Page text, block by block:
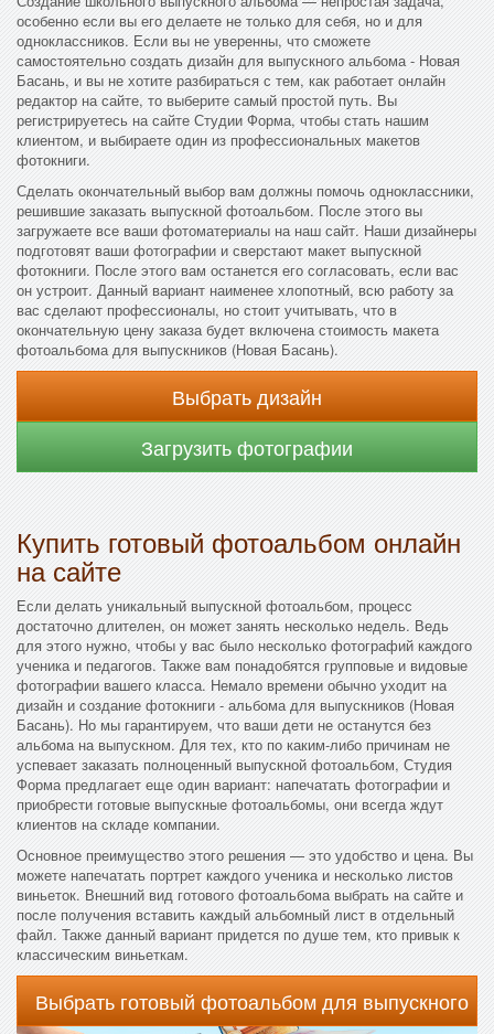
особенно если вы его делаете не только для себя, но и для
одноклассников. Если вы не уверенны, что сможете
самостоятельно создать дизайн для выпускного альбома - Новая
Басань, и вы не хотите разбираться с тем, как работает онлайн
редактор на сайте, то выберите самый простой путь. Вы
регистрируетесь на сайте Студии Форма, чтобы стать нашим
клиентом, и выбираете один из профессиональных макетов
фотокниги.
Сделать окончательный выбор вам должны помочь одноклассники,
решившие заказать выпускной фотоальбом. После этого вы
загружаете все ваши фотоматериалы на наш сайт. Наши дизайнеры
подготовят ваши фотографии и сверстают макет выпускной
фотокниги. После этого вам останется его согласовать, если вас
он устроит. Данный вариант наименее хлопотный, всю работу за
вас сделают профессионалы, но стоит учитывать, что в
окончательную цену заказа будет включена стоимость макета
фотоальбома для выпускников (Новая Басань).
Выбрать дизайн
Загрузить фотографии
Купить готовый фотоальбом онлайн
на сайте
Если делать уникальный выпускной фотоальбом, процесс
достаточно длителен, он может занять несколько недель. Ведь
для этого нужно, чтобы у вас было несколько фотографий каждого
ученика и педагогов. Также вам понадобятся групповые и видовые
фотографии вашего класса. Немало времени обычно уходит на
дизайн и создание фотокниги - альбома для выпускников (Новая
Басань). Но мы гарантируем, что ваши дети не останутся без
альбома на выпускном. Для тех, кто по каким-либо причинам не
успевает заказать полноценный выпускной фотоальбом, Студия
Форма предлагает еще один вариант: напечатать фотографии и
приобрести готовые выпускные фотоальбомы, они всегда ждут
клиентов на складе компании.
Основное преимущество этого решения — это удобство и цена. Вы
можете напечатать портрет каждого ученика и несколько листов
виньеток. Внешний вид готового фотоальбома выбрать на сайте и
после получения вставить каждый альбомный лист в отдельный
файл. Также данный вариант придется по душе тем, кто привык к
классическим виньеткам.
Выбрать готовый фотоальбом для выпускного